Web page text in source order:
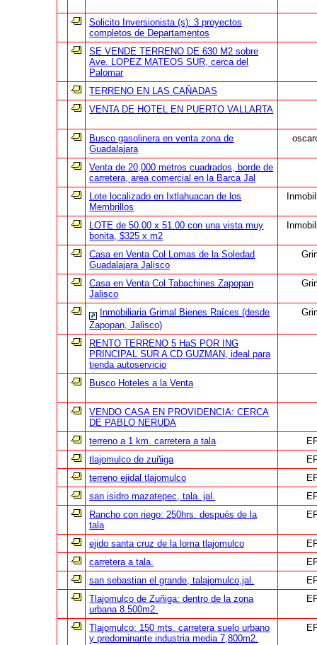
Solicito Inversionista (s): 3 proyectos
completos de Departamentos
SE VENDE TERRENO DE 630 M2 sobre
Ave. LOPEZ MATEOS SUR, cerca del
Palomar
TERRENO EN LAS CAÑADAS
VENTA DE HOTEL EN PUERTO VALLARTA
Busco gasolinera en venta zona de
Guadalajara
Venta de 20,000 metros cuadrados, borde de
carretera, area comercial en la Barca Jal
Lote localizado en Ixtlahuacan de los
Membrillos
LOTE de 50.00 x 51.00 con una vista muy
bonita, $325 x m2
Casa en Venta Col Lomas de la Soledad
Guadalajara Jalisco
Casa en Venta Col Tabachines Zapopan
Jalisco
Inmobiliaria Grimal Bienes Raíces (desde
Zapopan, Jalisco)
RENTO TERRENO 5 HaS POR ING
PRINCIPAL SUR A CD GUZMAN, ideal para
tienda autoservicio
Busco Hoteles a la Venta
VENDO CASA EN PROVIDENCIA: CERCA
DE PABLO NERUDA
terreno a 1 km. carretera a tala
tlajomulco de zuñiga
terreno ejidal tlajomulco
san isidro mazatepec, tala. jal.
Rancho con riego: 250hrs. después de la
tala
ejido santa cruz de la loma tlajomulco
carretera a tala.
san sebastian el grande, talajomulco,jal.
Tlajomulco de Zuñiga: dentro de la zona
urbana 8.500m2.
Tlajomulco: 150 mts. carretera suelo urbano
y predominante industria media 7,800m2.